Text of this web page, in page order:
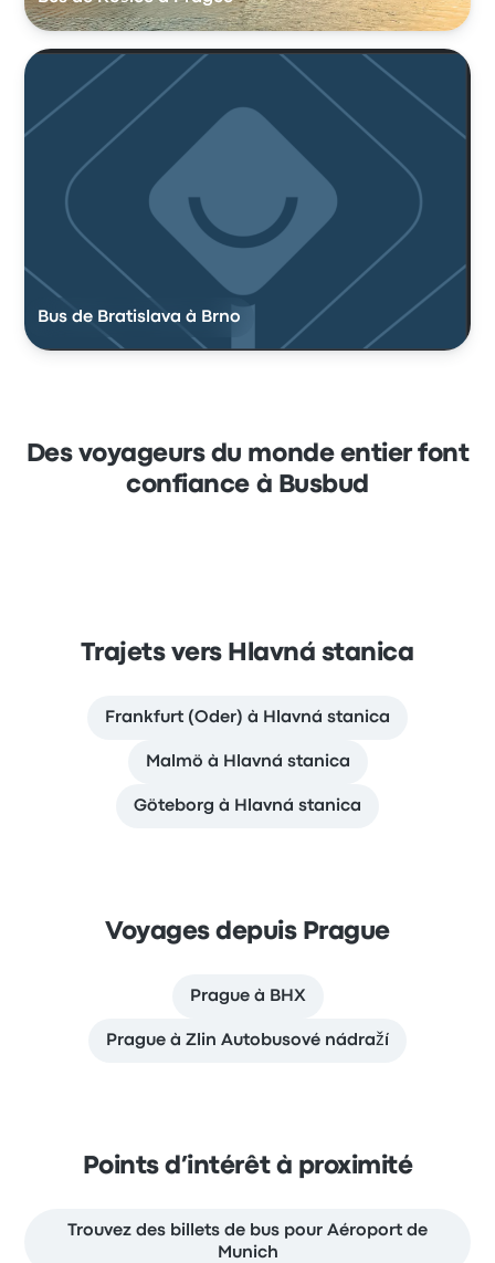
Bus de Bratislava à Brno
Des voyageurs du monde entier font
confiance à Busbud
Trajets vers Hlavná stanica
Frankfurt (Oder) à Hlavná stanica
Malmö à Hlavná stanica
Göteborg à Hlavná stanica
Voyages depuis Prague
Prague à BHX
Prague à Zlin Autobusové nádraží
Points d’intérêt à proximité
Trouvez des billets de bus pour Aéroport de
Munich